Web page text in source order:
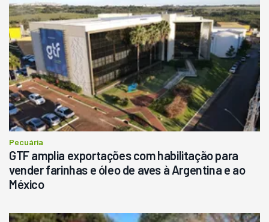
Pecuária
GTF amplia exportações com habilitação para
vender farinhas e óleo de aves à Argentina e ao
México